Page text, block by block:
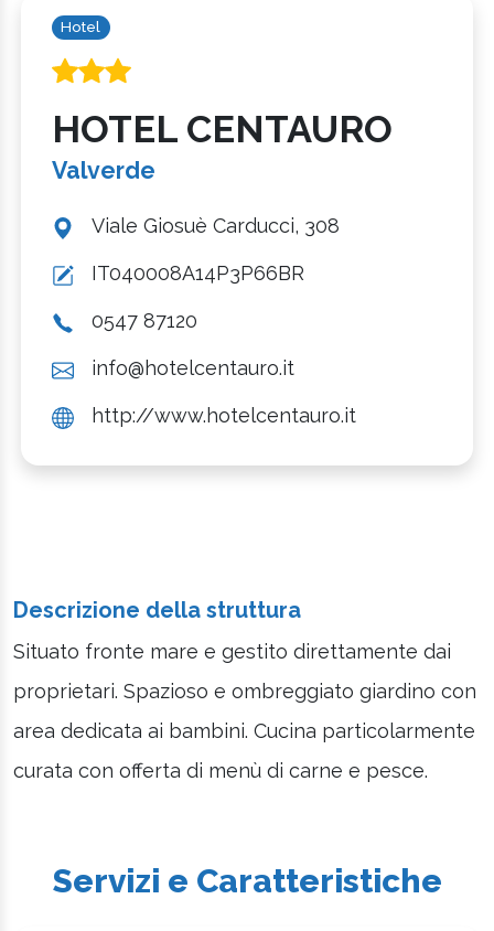
Hotel
HOTEL CENTAURO
Valverde
Viale Giosuè Carducci, 308
IT040008A14P3P66BR
0547 87120
info@hotelcentauro.it
http://www.hotelcentauro.it
Descrizione della struttura
Situato fronte mare e gestito direttamente dai
proprietari. Spazioso e ombreggiato giardino con
area dedicata ai bambini. Cucina particolarmente
curata con offerta di menù di carne e pesce.
Servizi e Caratteristiche